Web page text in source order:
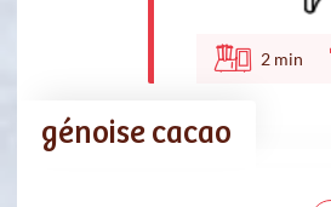
2 min
génoise cacao